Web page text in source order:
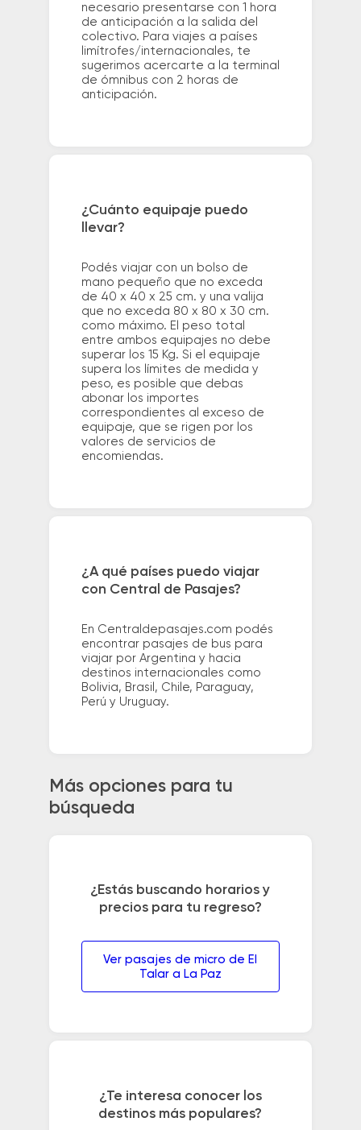
necesario presentarse con 1 hora
de anticipación a la salida del
colectivo. Para viajes a países
limítrofes/internacionales, te
sugerimos acercarte a la terminal
de ómnibus con 2 horas de
anticipación.
¿Cuánto equipaje puedo
llevar?
Podés viajar con un bolso de
mano pequeño que no exceda
de 40 x 40 x 25 cm. y una valija
que no exceda 80 x 80 x 30 cm.
como máximo. El peso total
entre ambos equipajes no debe
superar los 15 Kg. Si el equipaje
supera los límites de medida y
peso, es posible que debas
abonar los importes
correspondientes al exceso de
equipaje, que se rigen por los
valores de servicios de
encomiendas.
¿A qué países puedo viajar
con Central de Pasajes?
En Centraldepasajes.com podés
encontrar pasajes de bus para
viajar por Argentina y hacia
destinos internacionales como
Bolivia, Brasil, Chile, Paraguay,
Perú y Uruguay.
Más opciones para tu
búsqueda
¿Estás buscando horarios y
precios para tu regreso?
Ver pasajes de micro de El
Talar a La Paz
¿Te interesa conocer los
destinos más populares?